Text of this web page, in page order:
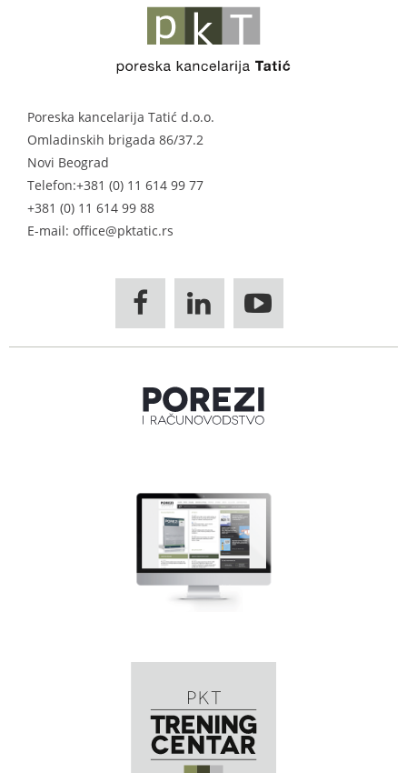
Poreska kancelarija Tatić d.o.o.
Omladinskih brigada 86/37.2
Novi Beograd
Telefon:+381 (0) 11 614 99 77
+381 (0) 11 614 99 88
E-mail: office@pktatic.rs
  